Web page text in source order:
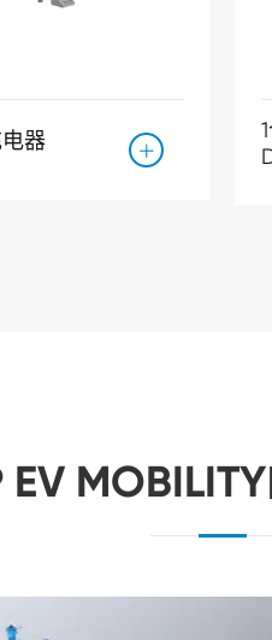
器 
EV